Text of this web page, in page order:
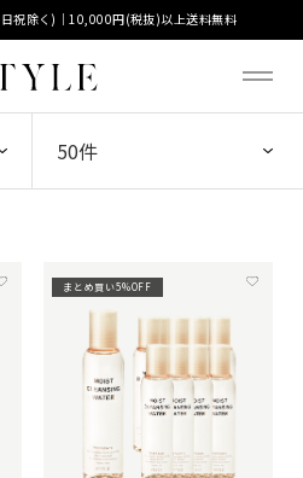
祝除く)｜10,000円(税抜)以上送料無料
まとめ買い5%OFF